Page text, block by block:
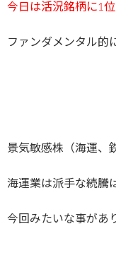
今日は活況銘柄に1位
ファンダメンタル的
景気敏感株（海運、
海運業は派手な続騰
今回みたいな事があ